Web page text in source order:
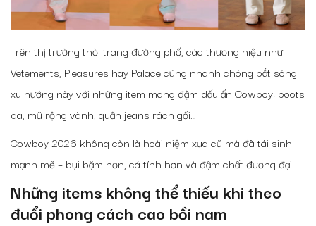
Trên thị trường thời trang đường phố, các thương hiệu như
Vetements, Pleasures hay Palace cũng nhanh chóng bắt sóng
xu hướng này với những item mang đậm dấu ấn Cowboy: boots
da, mũ rộng vành, quần jeans rách gối…
Cowboy 2026 không còn là hoài niệm xưa cũ mà đã tái sinh
mạnh mẽ – bụi bặm hơn, cá tính hơn và đậm chất đương đại.
Những items không thể thiếu khi theo
đuổi phong cách cao bồi nam